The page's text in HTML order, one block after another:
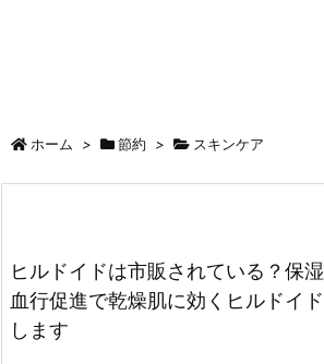
ホーム > 節約 > スキンケア
ヒルドイドは市販されている？保
血行促進で乾燥肌に効くヒルドイ
します